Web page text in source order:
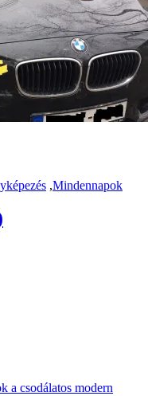
,Mindennapok
a csodálatos modern